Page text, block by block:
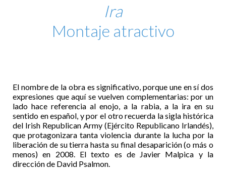
Ira
Montaje atractivo
El nombre de la obra es significativo, porque une en sí dos
expresiones que aquí se vuelven complementarias: por un
lado hace referencia al enojo, a la rabia, a la ira en su
sentido en español, y por el otro recuerda la sigla histórica
del Irish Republican Army (Ejército Republicano Irlandés),
que protagonizara tanta violencia durante la lucha por la
liberación de su tierra hasta su final desaparición (o más o
menos) en 2008. El texto es de Javier Malpica y la
dirección de David Psalmon.